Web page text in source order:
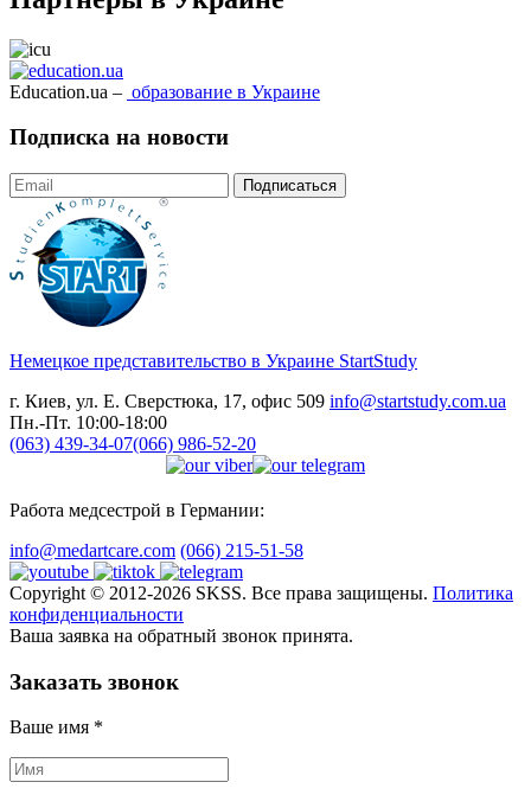
Education.ua – образование в Украине
Подписка на новости
Подписаться
Немецкое представительство в Украине StartStudy
г. Киев, ул. Е. Сверстюка, 17, офис 509 info@startstudy.com.ua
Пн.-Пт. 10:00-18:00
(063) 439-34-07(066) 986-52-20
Работа медсестрой в Германии:
info@medartcare.com (066) 215-51-58
Copyright © 2012-2026 SKSS. Все права защищены. Политика
конфиденциальности
Ваша заявка на обратный звонок принята.
Заказать звонок
Ваше имя *